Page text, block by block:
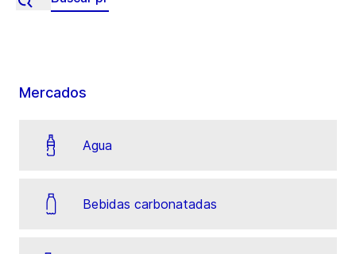
Mercados
Agua
Bebidas carbonatadas